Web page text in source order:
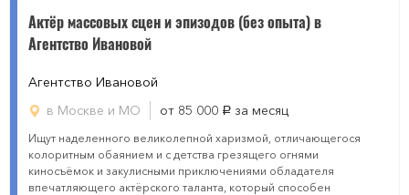
Актёр массовых сцен и эпизодов (без опыта) в
Агентство Ивановой
Агентство Ивановой
в Москве и МО
от 85 000 руб. за месяц
Ищут наделенного великолепной харизмой, отличающегося
колоритным обаянием и с детства грезящего огнями
киносъёмок и закулисными приключениями обладателя
впечатляющего актёрского таланта, который способен